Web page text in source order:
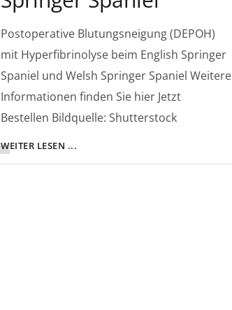
Postoperative Blutungsneigung (DEPOH)
mit Hyperfibrinolyse beim English Springer
Spaniel und Welsh Springer Spaniel Weitere
Informationen finden Sie hier Jetzt
Bestellen Bildquelle: Shutterstock
WEITER LESEN ...